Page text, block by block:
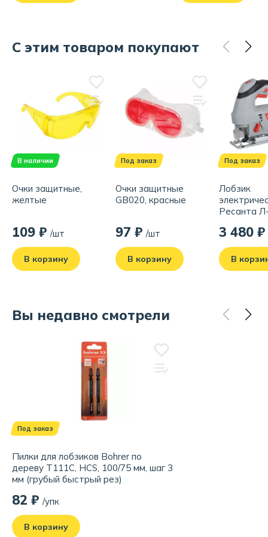
С этим товаром покупают
В наличии
Очки защитные,
желтые
109 ₽ /шт
В корзину
Под заказ
Очки защитные
GB020, красные
97 ₽ /шт
В корзину
Под заказ
Лобзик
Ресанта
3 480 ₽
В
Вы недавно смотрели
Под заказ
Пилки для лобзиков Bohrer по
дереву Т111C, HCS, 100/75 мм, шаг 3
мм (грубый быстрый рез)
82 ₽ /упк
В корзину